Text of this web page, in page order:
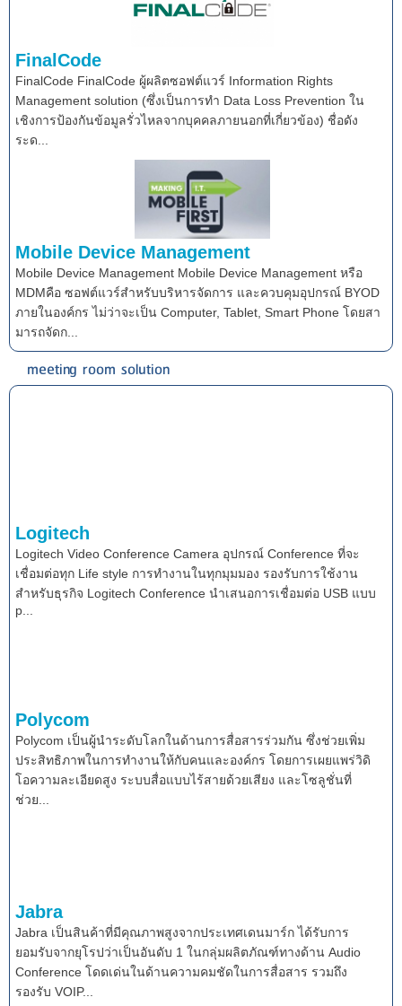
FinalCode
FinalCode FinalCode ผู้ผลิตซอฟต์แวร์ Information Rights
Management solution (ซึ่งเป็นการทำ Data Loss Prevention ใน
เชิงการป้องกันข้อมูลรั่วไหลจากบุคคลภายนอกที่เกี่ยวข้อง) ชื่อดัง
ระด...
Mobile Device Management
Mobile Device Management Mobile Device Management หรือ
MDMคือ ซอฟต์แวร์สำหรับบริหารจัดการ และควบคุมอุปกรณ์ BYOD
ภายในองค์กร ไม่ว่าจะเป็น Computer, Tablet, Smart Phone โดยสา
มารถจัดก...
meeting room solution
Logitech
Logitech Video Conference Camera อุปกรณ์ Conference ที่จะ
เชื่อมต่อทุก Life style การทำงานในทุกมุมมอง รองรับการใช้งาน
สำหรับธุรกิจ Logitech Conference นำเสนอการเชื่อมต่อ USB แบบ
p...
Polycom
Polycom เป็นผู้นำระดับโลกในด้านการสื่อสารร่วมกัน ซึ่งช่วยเพิ่ม
ประสิทธิภาพในการทำงานให้กับคนและองค์กร โดยการเผยแพร่วิดิ
โอความละเอียดสูง ระบบสื่อแบบไร้สายด้วยเสียง และโซลูชั่นที่
ช่วย...
Jabra
Jabra เป็นสินค้าที่มีคุณภาพสูงจากประเทศเดนมาร์ก ได้รับการ
ยอมรับจากยุโรปว่าเป็นอันดับ 1 ในกลุ่มผลิตภัณฑ์ทางด้าน Audio
Conference โดดเด่นในด้านความคมชัดในการสื่อสาร รวมถึง
รองรับ VOIP...